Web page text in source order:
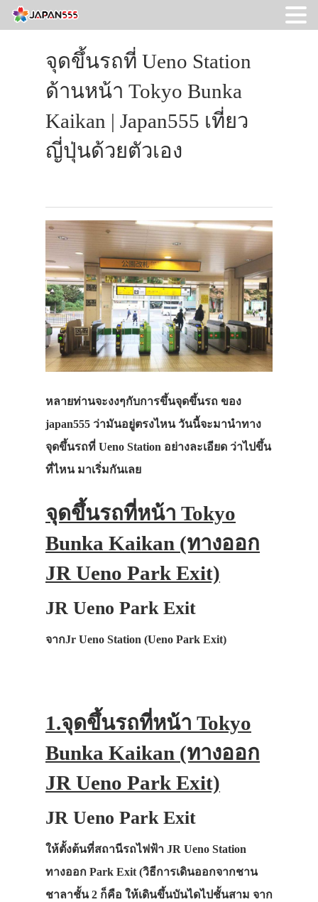
จุดขึ้นรถที่ Ueno Station
ด้านหน้า Tokyo Bunka
Kaikan | Japan555 เที่ยว
ญี่ปุ่นด้วยตัวเอง
หลายท่านจะงงๆกับการขึ้นจุดขึ้นรถ ของ
japan555 ว่ามันอยู่ตรงไหน วันนี้จะมานำทาง
จุดขึ้นรถที่ Ueno Station อย่างละเอียด ว่าไปขึ้น
ที่ไหน มาเริ่มกันเลย
จุดขึ้นรถที่หน้า Tokyo
Bunka Kaikan (ทางออก
JR Ueno Park Exit)
JR Ueno Park Exit
จากJr Ueno Station (Ueno Park Exit)
1.จุดขึ้นรถที่หน้า Tokyo
Bunka Kaikan (ทางออก
JR Ueno Park Exit)
JR Ueno Park Exit
ให้ตั้งต้นที่สถานีรถไฟฟ้า JR Ueno Station
ทางออก Park Exit (วิธีการเดินออกจากชาน
ชาลาชั้น 2 ก็คือ ให้เดินขึ้นบันไดไปชั้นสาม จาก